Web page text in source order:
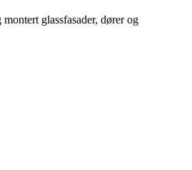
glassfasader, dører og